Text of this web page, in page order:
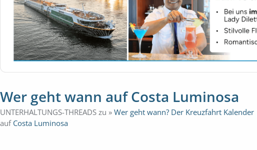
Wer geht wann auf Costa Luminosa
UNTERHALTUNGS-THREADS zu » Wer geht wann? Der Kreuzfahrt Kalender
auf Costa Luminosa